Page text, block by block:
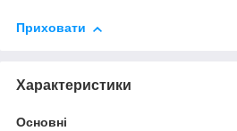
Приховати
Характеристики
Основні